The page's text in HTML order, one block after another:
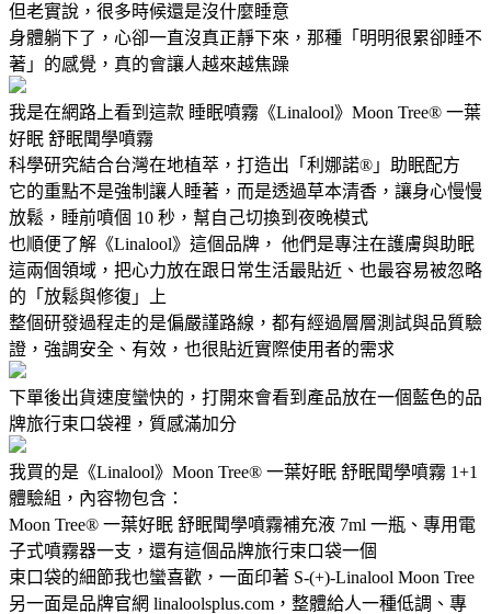
但老實說，很多時候還是沒什麼睡意
身體躺下了，心卻一直沒真正靜下來，那種「明明很累卻睡不
著」的感覺，真的會讓人越來越焦躁
我是在網路上看到這款 睡眠噴霧《Linalool》Moon Tree® 一葉
好眠 舒眠聞學噴霧
科學研究結合台灣在地植萃，打造出「利娜諾®」助眠配方
它的重點不是強制讓人睡著，而是透過草本清香，讓身心慢慢
放鬆，睡前噴個 10 秒，幫自己切換到夜晚模式
也順便了解《Linalool》這個品牌， 他們是專注在護膚與助眠
這兩個領域，把心力放在跟日常生活最貼近、也最容易被忽略
的「放鬆與修復」上
整個研發過程走的是偏嚴謹路線，都有經過層層測試與品質驗
證，強調安全、有效，也很貼近實際使用者的需求
下單後出貨速度蠻快的，打開來會看到產品放在一個藍色的品
牌旅行束口袋裡，質感滿加分
我買的是《Linalool》Moon Tree® 一葉好眠 舒眠聞學噴霧 1+1
體驗組，內容物包含：
Moon Tree® 一葉好眠 舒眠聞學噴霧補充液 7ml 一瓶、專用電
子式噴霧器一支，還有這個品牌旅行束口袋一個
束口袋的細節我也蠻喜歡，一面印著 S-(+)-Linalool Moon Tree
另一面是品牌官網 linaloolsplus.com，整體給人一種低調、專